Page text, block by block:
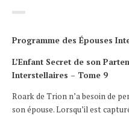
Programme des Épouses
L’Enfant Secret de son
Interstellaires – Tome 9
Roark de Trion n’a besoin de
son épouse. Lorsqu’il est